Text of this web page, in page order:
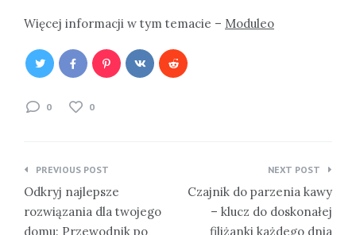
Więcej informacji w tym temacie – Moduleo
0 0
Nawigacja
wpisu
PREVIOUS POST
Odkryj najlepsze
rozwiązania dla twojego
domu: Przewodnik po
NEXT POST
Czajnik do parzenia kawy
– klucz do doskonałej
filiżanki każdego dnia